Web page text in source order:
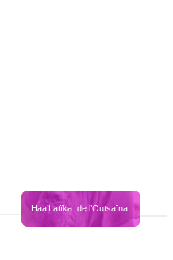
Haa’Latïka  de l’Outsaïna